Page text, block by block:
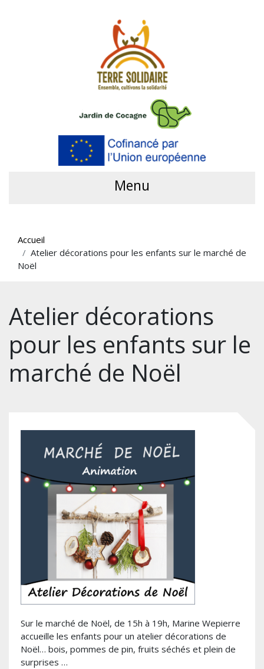
Menu
Accueil
Atelier décorations pour les enfants sur le marché de
Noël
Atelier décorations
pour les enfants sur le
marché de Noël
Sur le marché de Noël, de 15h à 19h, Marine Wepierre
accueille les enfants pour un atelier décorations de
Noël… bois, pommes de pin, fruits séchés et plein de
surprises …